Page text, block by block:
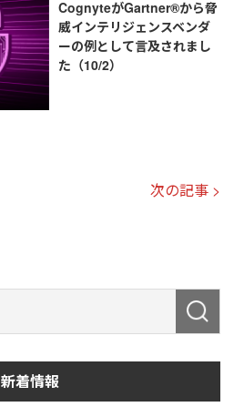
CognyteがGartner®から脅
威インテリジェンスベンダ
ーの例として言及されまし
た（10/2）
次の記事 >
新着情報